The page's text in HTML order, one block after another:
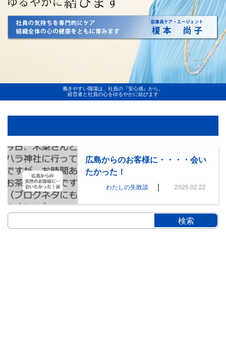
働きやすい職場は、社員の『安心感』から。
経営者と社員の心をゆるやかに結びます
広島からのお客様に・・・・会い
たかった！
わたしの失敗談 | 2026.02.22